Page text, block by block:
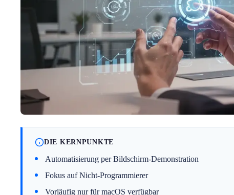
DIE KERNPUNKTE
Automatisierung per Bildschirm-Demonstration
Fokus auf Nicht-Programmierer
Vorläufig nur für macOS verfügbar